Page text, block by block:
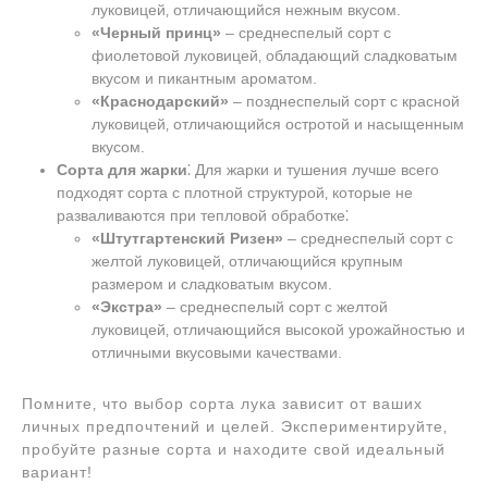
луковицей‚ отличающийся нежным вкусом.
«Черный принц» – среднеспелый сорт с
фиолетовой луковицей‚ обладающий сладковатым
вкусом и пикантным ароматом.
«Краснодарский» – позднеспелый сорт с красной
луковицей‚ отличающийся остротой и насыщенным
вкусом.
Сорта для жарки⁚ Для жарки и тушения лучше всего
подходят сорта с плотной структурой‚ которые не
разваливаются при тепловой обработке⁚
«Штутгартенский Ризен» – среднеспелый сорт с
желтой луковицей‚ отличающийся крупным
размером и сладковатым вкусом.
«Экстра» – среднеспелый сорт с желтой
луковицей‚ отличающийся высокой урожайностью и
отличными вкусовыми качествами.
Помните‚ что выбор сорта лука зависит от ваших
личных предпочтений и целей. Экспериментируйте‚
пробуйте разные сорта и находите свой идеальный
вариант!